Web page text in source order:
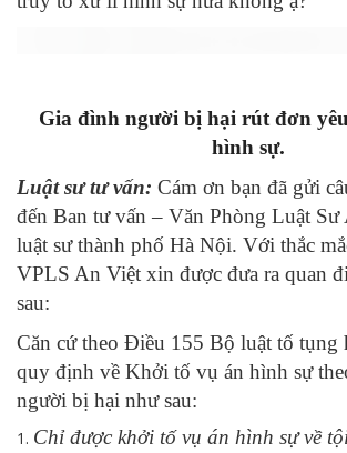
Gia đình người bị hại rút đơn
hình sự.
Luật sư tư vấn: Cám ơn bạn đã gửi
đến Ban tư vấn – Văn Phòng Luật
luật sư thành phố Hà Nội. Với thắc
VPLS An Việt xin được đưa ra quan
sau:
Căn cứ theo Điều 155 Bộ luật tố tụng
quy định về Khởi tố vụ án hình sự
người bị hại như sau:
Chỉ được khởi tố vụ án hình sự về